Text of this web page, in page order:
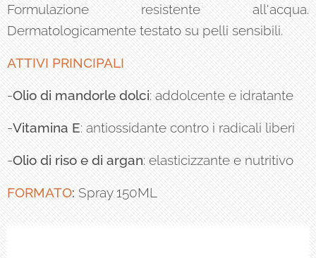
Formulazione resistente all'acqua.
Dermatologicamente testato su pelli sensibili.
ATTIVI PRINCIPALI
-Olio di mandorle dolci: addolcente e idratante
-Vitamina E: antiossidante contro i radicali liberi
-Olio di riso e di argan: elasticizzante e nutritivo
FORMATO: Spray 150ML